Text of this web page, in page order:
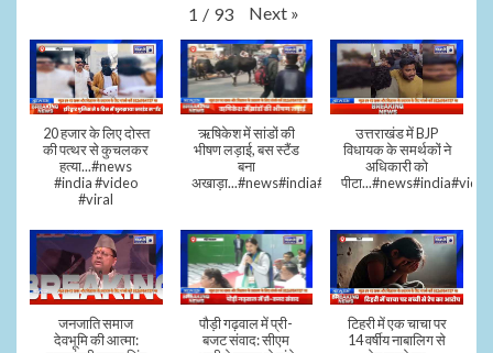
1 / 93 Next »
20 हजार के लिए दोस्त
की पत्थर से कुचलकर
हत्या...#news
#india #video
#viral
ऋषिकेश में सांडों की
भीषण लड़ाई, बस स्टैंड
बना
अखाड़ा...#news#india#video#viral
उत्तराखंड में BJP
विधायक के समर्थकों ने
अधिकारी को
जनजाति समाज
देवभूमि की आत्मा:
पौड़ी गढ़वाल में प्री-
बजट संवाद: सीएम
टिहरी में एक चाचा पर
14 वर्षीय नाबालिग से